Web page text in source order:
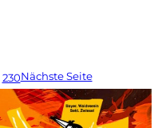
230Nächste Seite